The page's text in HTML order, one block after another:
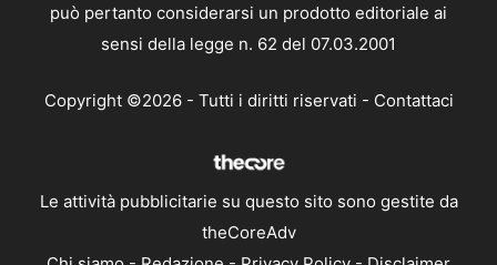
può pertanto considerarsi un prodotto editoriale ai
sensi della legge n. 62 del 07.03.2001
Copyright ©2026 - Tutti i diritti riservati - Contattaci
Le attività pubblicitarie su questo sito sono gestite da
theCoreAdv